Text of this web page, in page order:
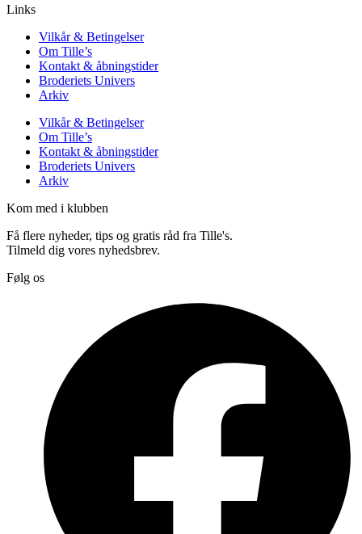
Links
Vilkår & Betingelser
Om Tille’s
Kontakt & åbningstider
Broderiets Univers
Arkiv
Vilkår & Betingelser
Om Tille’s
Kontakt & åbningstider
Broderiets Univers
Arkiv
Kom med i klubben
Få flere nyheder, tips og gratis råd fra Tille's.
Tilmeld dig vores nyhedsbrev.
Følg os